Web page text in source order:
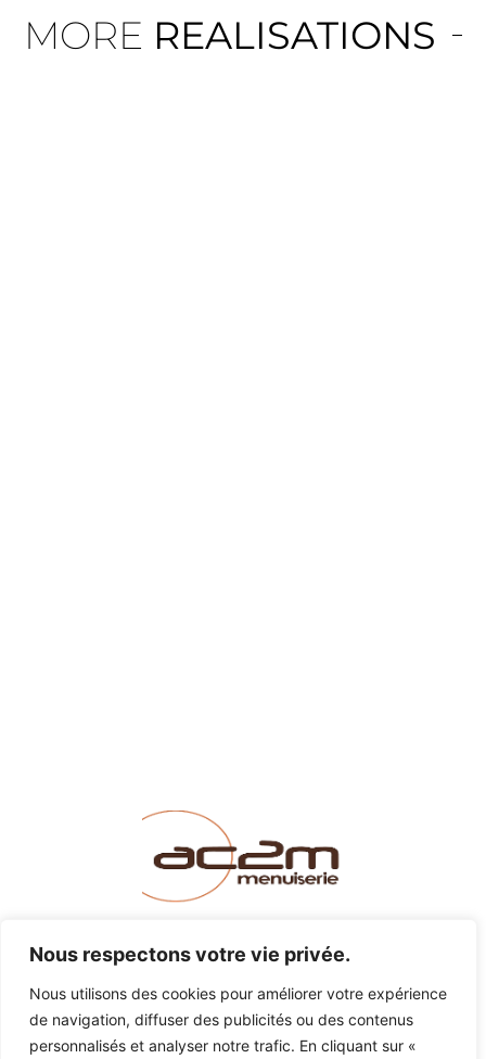
Nous respectons votre vie privée.
Nous utilisons des cookies pour améliorer votre expérience
de navigation, diffuser des publicités ou des contenus
personnalisés et analyser notre trafic. En cliquant sur «
MORE REALISATIONS
LINKEDIN INSTAGRAM FACEBOOK
MENUISERIE@AC2M-CREATION.FR